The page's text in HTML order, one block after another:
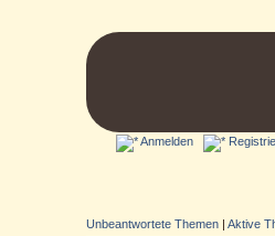
Anmelden
Unbeantwortete Themen |Aktive